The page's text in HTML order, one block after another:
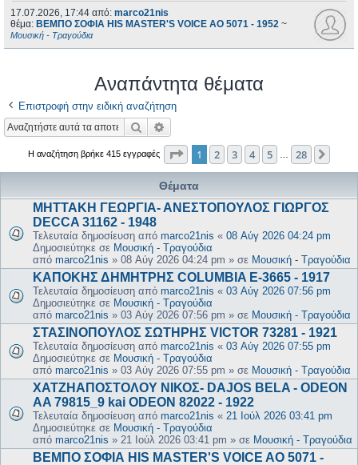
17.07.2026, 17:44 από: marco21nis
θέμα: ΒΕΜΠΟ ΣΟΦΙΑ HIS MASTER'S VOICE AO 5071 - 1952 ~
Μουσική - Τραγούδια
Αναπάντητα θέματα
Επιστροφή στην ειδική αναζήτηση
Αναζήτηση
Η αναζήτηση βρήκε 415 εγγραφές Σελίδα από28
1 2 3 4 5 28
Θέματα
ΜΗΤΤΑΚΗ ΓΕΩΡΓΙΑ- ΑΝΕΣΤΟΠΟΥΛΟΣ ΓΙΩΡΓΟΣ
DECCA 31162 - 1948
Τελευταία δημοσίευση από marco21nis « 08 Αύγ 2026 04:24 pm
Δημοσιεύτηκε σε Μουσική - Τραγούδια
από marco21nis » 08 Αύγ 2026 04:24 pm » σε Μουσική - Τραγούδια
ΚΑΠΟΚΗΣ ΔΗΜΗΤΡΗΣ COLUMBIA E-3665 - 1917
Τελευταία δημοσίευση από marco21nis « 03 Αύγ 2026 07:56 pm
Δημοσιεύτηκε σε Μουσική - Τραγούδια
από marco21nis » 03 Αύγ 2026 07:56 pm » σε Μουσική - Τραγούδια
ΣΤΑΣΙΝΟΠΟΥΛΟΣ ΣΩΤΗΡΗΣ VICTOR 73281 - 1921
Τελευταία δημοσίευση από marco21nis « 03 Αύγ 2026 07:55 pm
Δημοσιεύτηκε σε Μουσική - Τραγούδια
από marco21nis » 03 Αύγ 2026 07:55 pm » σε Μουσική - Τραγούδια
ΧΑΤΖΗΑΠΟΣΤΟΛΟΥ ΝΙΚΟΣ- DAJOS BELA - ODEON
AA 79815_9 kai ODEON 82022 - 1922
Τελευταία δημοσίευση από marco21nis « 21 Ιούλ 2026 03:41 pm
Δημοσιεύτηκε σε Μουσική - Τραγούδια
από marco21nis » 21 Ιούλ 2026 03:41 pm » σε Μουσική - Τραγούδια
ΒΕΜΠΟ ΣΟΦΙΑ HIS MASTER'S VOICE AO 5071 -